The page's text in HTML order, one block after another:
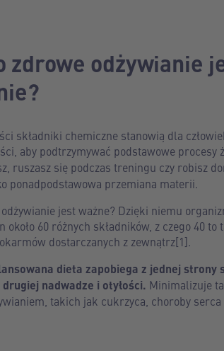
zdrowe odżywianie
składniki chemiczne stanowią dla
aby podtrzymywać podstawowe procesy
ruszasz się podczas treningu czy robisz
ponadpodstawowa przemiana materii.
jest ważne? Dzięki niemu
około 60 różnych składników, z czego 40
dostarczanych z zewnątrz[1].
dieta zapobiega z jednej
nadwadze i otyłości. Minimalizuje
takich jak cukrzyca, choroby